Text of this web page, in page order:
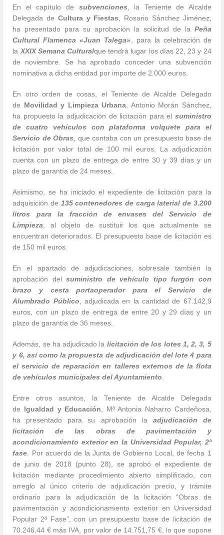
En el capítulo de subvenciones , la Teniente de Alcalde
Delegada de Cultura y Fiestas , Rosario Sánchez Jiménez,
ha presentado para su aprobación la solicitud de la Peña
Cultural Flamenca «Juan Talega» , para la celebración de
la XXIX Semana Culturalque tendrá lugar los días 22, 23 y 24
de noviembre. Se ha aprobado conceder una subvención
nominativa a dicha entidad por importe de 2.000 euros.
En otro orden de cosas, el Teniente de Alcalde Delegado
de Movilidad y Limpieza Urbana , Antonio Morán Sánchez,
ha propuesto la adjudicación de licitación para el suministro
de cuatro vehículos con plataforma volquete para el
Servicio de Obras , que contaba con un presupuesto base de
licitación por valor total de 100 mil euros. La adjudicación
cuenta con un plazo de entrega de entre 30 y 39 días y un
plazo de garantía de 24 meses.
Asimismo, se ha iniciado el expediente de licitación para la
adquisición de 135 contenedores de carga laterial de 3.200
litros para la fracción de envases del Servicio de
Limpieza , al objeto de sustituir los que actualmente se
encuentran deteriorados. El presupuesto base de licitación es
de 150 mil euros.
En el apartado de adjudicaciones, sobresale también la
aprobación delsuministro de vehículo tipo furgón con
brazo y cesta portaoperador para el Servicio de
Alumbrado Público , adjudicada en la cantidad de 67.142,9
euros, con un plazo de entrega de entre 20 y 29 días y un
plazo de garantía de 36 meses.
Además, se ha adjudicado la licitación de los lotes 1, 2, 3, 5
y 6, así como la propuesta de adjudicación del lote 4 para
el servicio de reparación en talleres externos de la flota
de vehículos municipales del Ayuntamiento
Entre otros asuntos, la Teniente de Alcalde Delegada
de Igualdad y Educación , Mª Antonia Naharro Cardeñosa,
ha presentado para su aprobación la adjudicación de
licitación de las obras de pavimentación y
acondicionamiento exterior en la Universidad Popular, 2ª
fase . Por acuerdo de la Junta de Gobierno Local, de fecha 1
de junio de 2018 (punto 28), se aprobó el expediente de
licitación mediante procedimiento abierto simplificado, con
arreglo al único criterio de adjudicación precio, y trámite
ordinario para la adjudicación de la licitación “Obras de
pavimentación y acondicionamiento exterior en Universidad
Popular 2ª Fase”, con un presupuesto base de licitación de
70.246,44 € más IVA, por valor de 14.751,75 €, lo que supone